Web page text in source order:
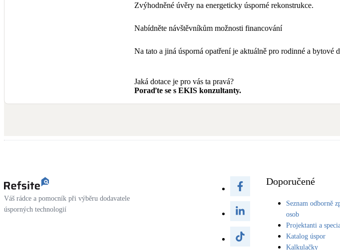
Zvýhodněné úvěry na energeticky úsporné rekonstrukce.
Nabídněte návštěvníkům možnosti financování
Na tato a jiná úsporná opatření je aktuálně pro rodinné a
Jaká dotace je pro vás ta pravá?
Poraďte se s EKIS konzultanty.
Váš rádce a pomocník při výběru dodavatele
úsporných technologií
Doporučené
Seznam odborně
osob
Projektanti a
Katalog úspor
Kalkulačky